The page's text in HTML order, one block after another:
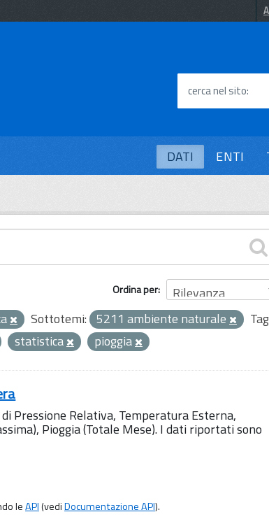
cerca nel sito
DATI ENTI
Ordina per
Sottotemi: 5211 ambiente naturale
statistica pioggia
Pressione Relativa, Temperatura Esterna,
Pioggia (Totale Mese). I dati riportati sono
leAPI(vediDocumentazione API).